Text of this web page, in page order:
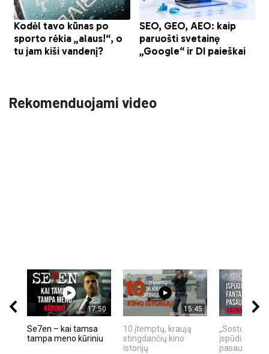
Rekomenduojami video
17:50
Se7en – kai tamsa
tampa meno kūriniu
15:45
10 įtemptų, kraują
stingdančių kino
istorijų
„Sostų
įspūdingas
pasaulio